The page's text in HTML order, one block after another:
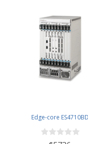
Edge-core ES4710BD